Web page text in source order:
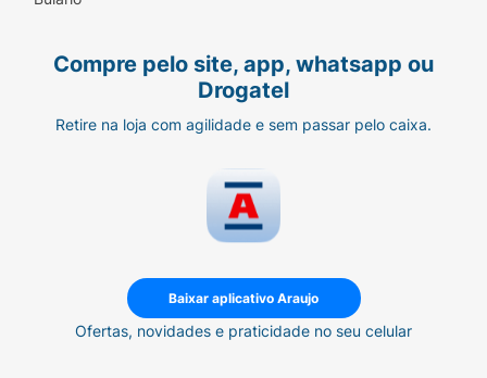
certifique-se de que o fecho aderente das
extremidades da cinta não toque sua pele.-
Para dar mais sustentação, ajuste as faixas
Compre pelo site, app, whatsapp ou
Drogatel
Retire na loja com agilidade e sem passar pelo caixa.
Baixar aplicativo Araujo
Ofertas, novidades e praticidade no seu celular